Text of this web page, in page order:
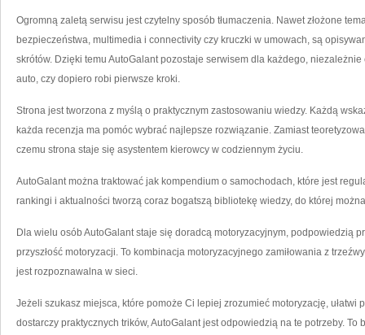
Ogromną zaletą serwisu jest czytelny sposób tłumaczenia. Nawet złożone
bezpieczeństwa, multimedia i connectivity czy kruczki w umowach, są
skrótów. Dzięki temu AutoGalant pozostaje serwisem dla każdego,
auto, czy dopiero robi pierwsze kroki.
Strona jest tworzona z myślą o praktycznym zastosowaniu wiedzy. Każdą
każda recenzja ma pomóc wybrać najlepsze rozwiązanie. Zamiast
czemu strona staje się asystentem kierowcy w codziennym życiu.
AutoGalant można traktować jak kompendium o samochodach, które jest
rankingi i aktualności tworzą coraz bogatszą bibliotekę wiedzy, do której
Dla wielu osób AutoGalant staje się doradcą motoryzacyjnym, podpowiedzią
przyszłość motoryzacji. To kombinacja motoryzacyjnego zamiłowania z
jest rozpoznawalna w sieci.
Jeżeli szukasz miejsca, które pomoże Ci lepiej zrozumieć motoryzację, ułatwi
dostarczy praktycznych trików, AutoGalant jest odpowiedzią na te potrzeby. To